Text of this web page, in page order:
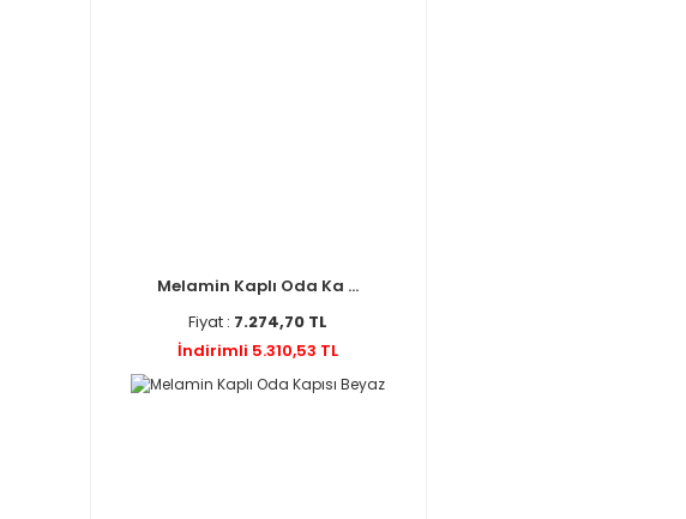
Melamin Kaplı Oda Ka ...
Fiyat : 7.274,70 TL
İndirimli 5.310,53 TL